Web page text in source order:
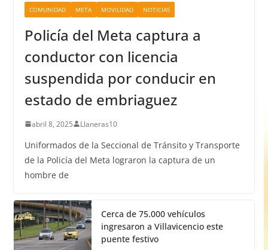
COMUNIDAD META MOVILIDAD NOTICIAS
Policía del Meta captura a
conductor con licencia
suspendida por conducir en
estado de embriaguez
abril 8, 2025 Llaneras10
Uniformados de la Seccional de Tránsito y Transporte
de la Policía del Meta lograron la captura de un
hombre de
Cerca de 75.000 vehículos
ingresaron a Villavicencio este
puente festivo